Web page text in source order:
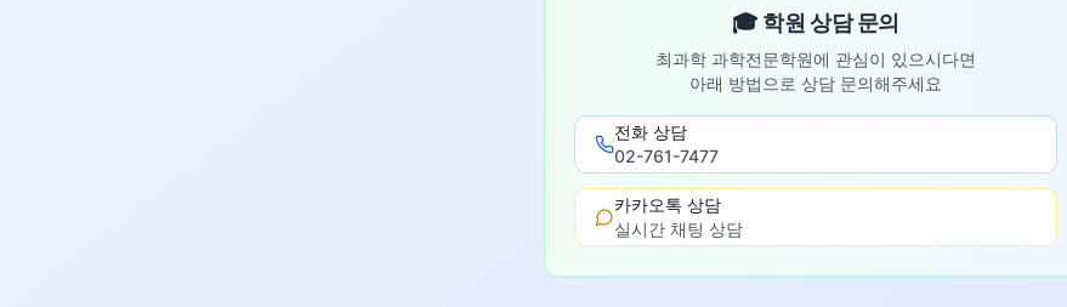
🎓 학원 상담 문의
최과학 과학전문학원에 관심이 있으시다면
아래 방법으로 상담 문의해주세요
전화 상담
02-761-7477
카카오톡 상담
실시간 채팅 상담